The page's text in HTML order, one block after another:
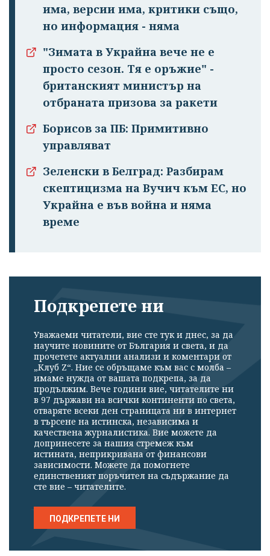
има, версии има, критики също,
но информация - няма
"Зимата в Украйна вече не е
просто сезон. Тя е оръжие" -
британският министър на
отбраната призова за ракети
Борисов за ПБ: Примитивно
управляват
Зеленски в Белград: Разбирам
скептицизма на Вучич към ЕС, но
Украйна е във война и няма
време
Подкрепете ни
Уважаеми читатели, вие сте тук и днес, за да
научите новините от България и света, и да
прочетете актуални анализи и коментари от
„Клуб Z“. Ние се обръщаме към вас с молба –
имаме нужда от вашата подкрепа, за да
продължим. Вече години вие, читателите ни
в 97 държави на всички континенти по света,
отваряте всеки ден страницата ни в интернет
в търсене на истинска, независима и
качествена журналистика. Вие можете да
допринесете за нашия стремеж към
истината, неприкривана от финансови
зависимости. Можете да помогнете
единственият поръчител на съдържание да
сте вие – читателите.
ПОДКРЕПЕТЕ НИ